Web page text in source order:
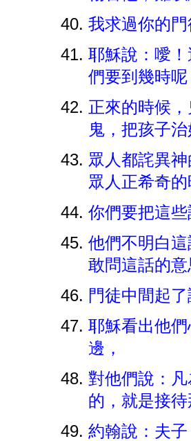
我求過你的
耶穌說：噯
們要到幾時
正來的時候
鬼，把孩子
眾人都詫異
眾人正希奇
你們要把這
他們不明白
敢問這話的
門徒中間起
耶穌看出他
邊，
對他們說：
的，就是接
約翰說：夫